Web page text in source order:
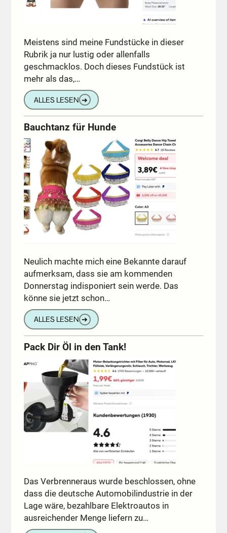
Meistens sind meine Fundstücke in dieser
Rubrik ja nur lustig oder allenfalls
geschmacklos. Doch dieses Fundstück ist
mehr als das,…
ALLES LESEN ➔
Bauchtanz für Hunde
Neulich machte mich eine Bekannte darauf
aufmerksam, dass sie am kommenden
Donnerstag indisponiert sein werde. Das
könne sie jetzt schon…
ALLES LESEN ➔
Pack Dir Öl in den Tank!
Das Verbrenneraus wurde beschlossen, ohne
dass die deutsche Automobilindustrie in der
Lage wäre, bezahlbare Elektroautos in
ausreichender Menge liefern zu…